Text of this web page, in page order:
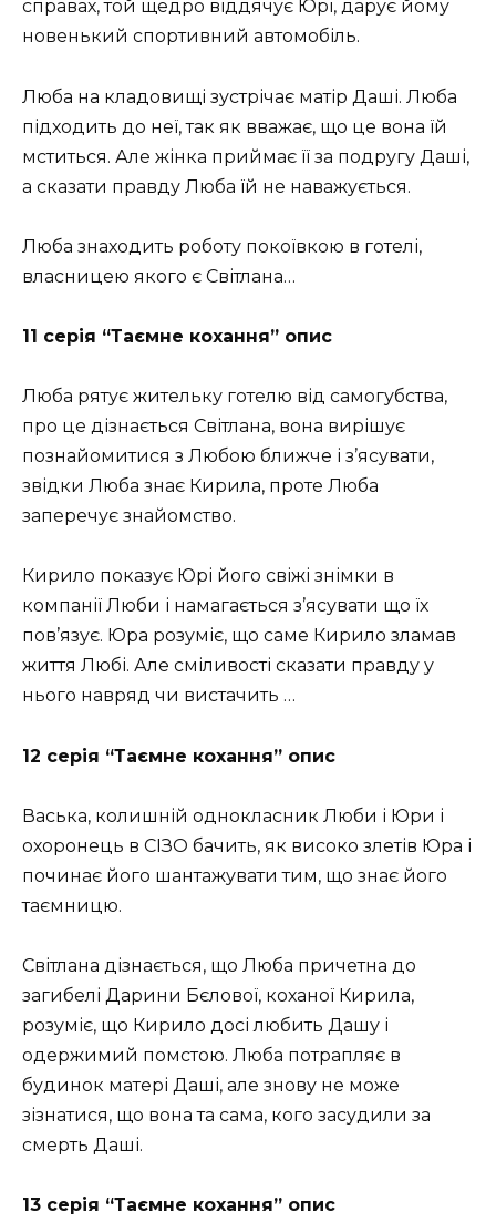
справах, той щедро віддячує Юрі, дарує йому
новенький спортивний автомобіль.
Люба на кладовищі зустрічає матір Даші. Люба
підходить до неї, так як вважає, що це вона їй
мститься. Але жінка приймає її за подругу Даші,
а сказати правду Люба їй не наважується.
Люба знаходить роботу покоївкою в готелі,
власницею якого є Світлана…
11 серія “Таємне кохання” опис
Люба рятує жительку готелю від самогубства,
про це дізнається Світлана, вона вирішує
познайомитися з Любою ближче і з’ясувати,
звідки Люба знає Кирила, проте Люба
заперечує знайомство.
Кирило показує Юрі його свіжі знімки в
компанії Люби і намагається з’ясувати що їх
пов’язує. Юра розуміє, що саме Кирило зламав
життя Любі. Але сміливості сказати правду у
нього навряд чи вистачить …
12 серія “Таємне кохання” опис
Васька, колишній однокласник Люби і Юри і
охоронець в СІЗО бачить, як високо злетів Юра і
починає його шантажувати тим, що знає його
таємницю.
Світлана дізнається, що Люба причетна до
загибелі Дарини Бєлової, коханої Кирила,
розуміє, що Кирило досі любить Дашу і
одержимий помстою. Люба потрапляє в
будинок матері Даші, але знову не може
зізнатися, що вона та сама, кого засудили за
смерть Даші.
13 серія “Таємне кохання” опис